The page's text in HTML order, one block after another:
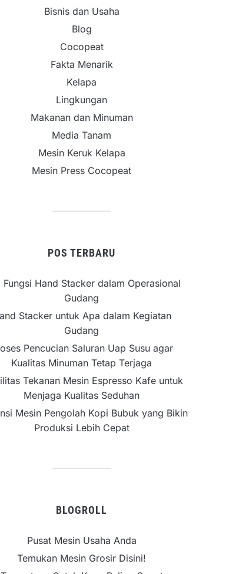
Bisnis dan Usaha
Blog
Cocopeat
Fakta Menarik
Kelapa
Lingkungan
Makanan dan Minuman
Media Tanam
Mesin Keruk Kelapa
Mesin Press Cocopeat
POS TERBARU
Fungsi Hand Stacker dalam Operasional
Gudang
Stacker untuk Apa dalam Kegiatan
Gudang
Pencucian Saluran Uap Susu agar
Kualitas Minuman Tetap Terjaga
Tekanan Mesin Espresso Kafe untuk
Menjaga Kualitas Seduhan
Mesin Pengolah Kopi Bubuk yang Bikin
Produksi Lebih Cepat
BLOGROLL
Pusat Mesin Usaha Anda
Temukan Mesin Grosir Disini!